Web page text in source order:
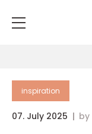
inspiration
07. July 2025 by